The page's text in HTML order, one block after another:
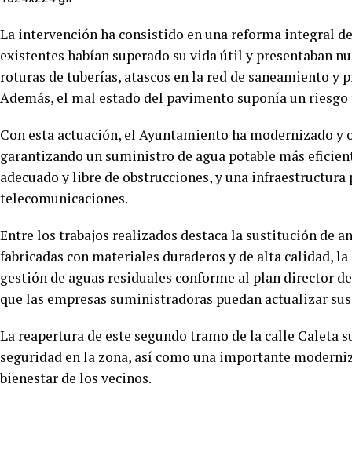
La intervención ha consistido en una reforma integral
existentes habían superado su vida útil y presentaban
roturas de tuberías, atascos en la red de saneamiento
Además, el mal estado del pavimento suponía un
Con esta actuación, el Ayuntamiento ha modernizado
garantizando un suministro de agua potable más
adecuado y libre de obstrucciones, y una
telecomunicaciones.
Entre los trabajos realizados destaca la sustitución de
fabricadas con materiales duraderos y de alta calidad,
gestión de aguas residuales conforme al plan director
que las empresas suministradoras puedan actualizar
La reapertura de este segundo tramo de la calle
seguridad en la zona, así como una importante
bienestar de los vecinos.